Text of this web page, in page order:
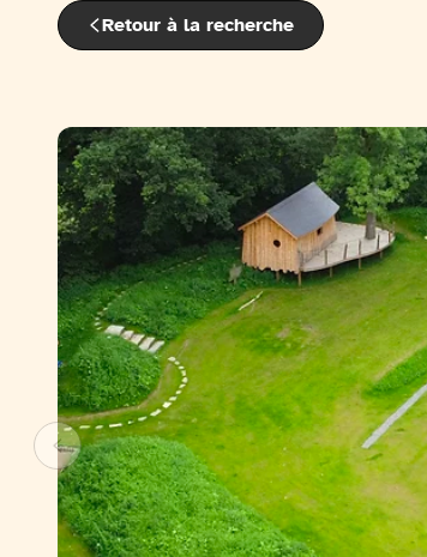
Retour à la recherche
Voir la galerie d'image